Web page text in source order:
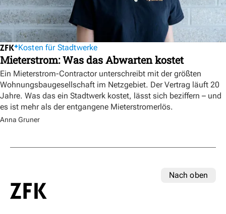
Kosten für Stadtwerke
Mieterstrom: Was das Abwarten kostet
Ein Mieterstrom-Contractor unterschreibt mit der größten
Wohnungsbaugesellschaft im Netzgebiet. Der Vertrag läuft 20
Jahre. Was das ein Stadtwerk kostet, lässt sich beziffern – und
es ist mehr als der entgangene Mieterstromerlös.
Anna Gruner
Nach oben